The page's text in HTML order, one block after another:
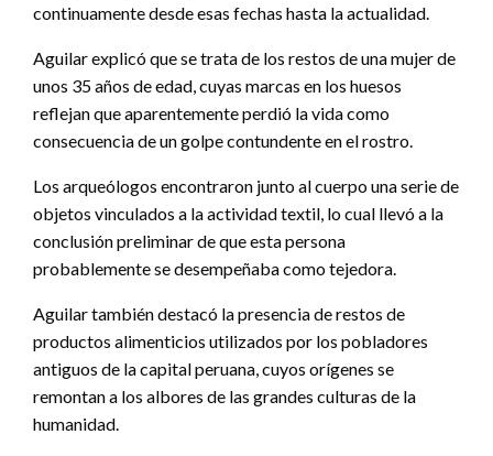
continuamente desde esas fechas hasta la actualidad.
Aguilar explicó que se trata de los restos de una mujer de
unos 35 años de edad, cuyas marcas en los huesos
reflejan que aparentemente perdió la vida como
consecuencia de un golpe contundente en el rostro.
Los arqueólogos encontraron junto al cuerpo una serie de
objetos vinculados a la actividad textil, lo cual llevó a la
conclusión preliminar de que esta persona
probablemente se desempeñaba como tejedora.
Aguilar también destacó la presencia de restos de
productos alimenticios utilizados por los pobladores
antiguos de la capital peruana, cuyos orígenes se
remontan a los albores de las grandes culturas de la
humanidad.